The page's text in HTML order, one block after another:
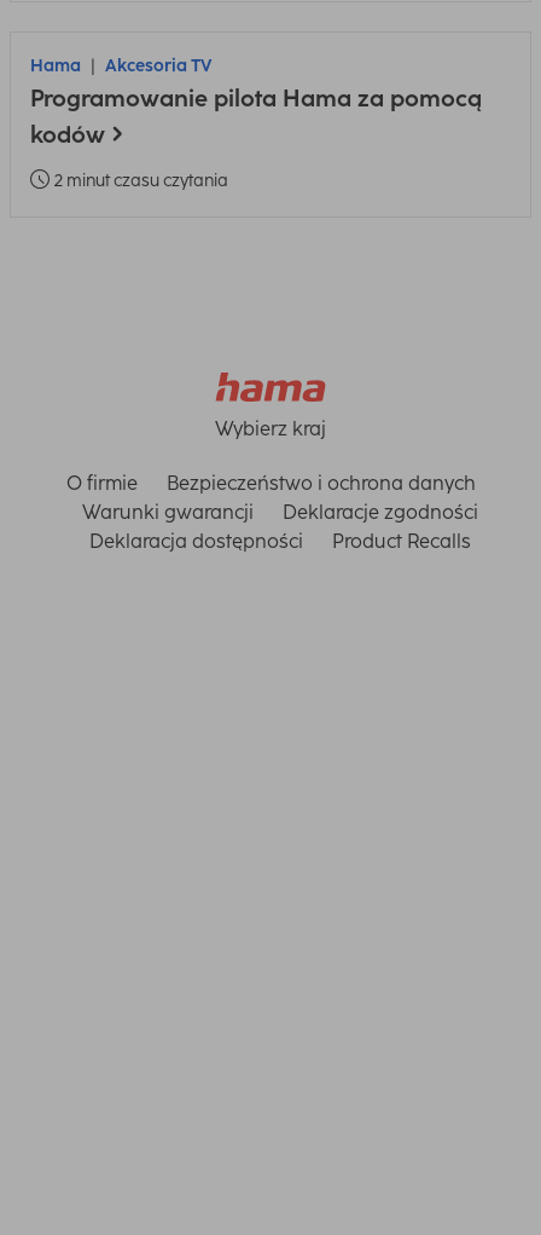
Hama Akcesoria TV
Programowanie pilota Hama za pomocą
kodów
2 minut czasu czytania
Wybierz kraj
O firmie
Bezpieczeństwo i ochrona danych
Warunki gwarancji
Deklaracje zgodności
Deklaracja dostępności
Product Recalls